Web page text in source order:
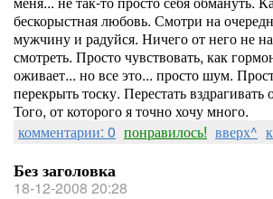
бескорыстная любовь. Смотри на
мужчину и радуйся. Ничего от него не
смотреть. Просто чувствовать, как
оживает... но все это... просто шум.
перекрыть тоску. Перестать
Того, от которого я точно хочу много.
комментарии: 0 понравилось! вверх^
Без заголовка
18-12-2008 20:28